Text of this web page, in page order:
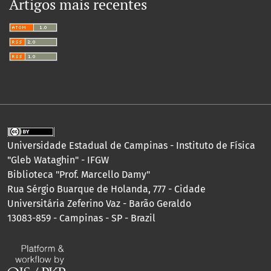
Artigos mais recentes
Universidade Estadual de Campinas - Instituto de Física
"Gleb Wataghin" - IFGW
Biblioteca "Prof. Marcello Damy"
Rua Sérgio Buarque de Holanda, 777 - Cidade
Universitária Zeferino Vaz - Barão Geraldo
13083-859 - Campinas - SP - Brazil